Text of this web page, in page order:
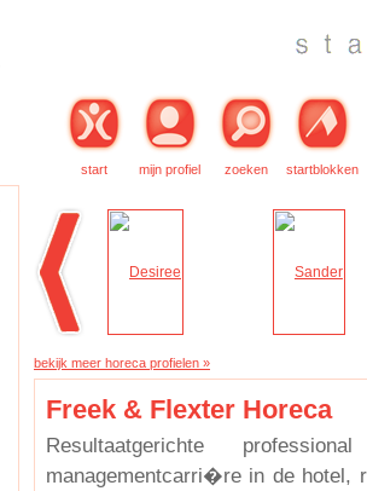
start mijn profiel zoeken startblokken
bekijk meer horeca profielen »
Freek & Flexter Horeca
Resultaatgerichte
managementcarri�re in de hotel,